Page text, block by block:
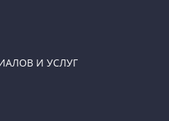
И УСЛУГ